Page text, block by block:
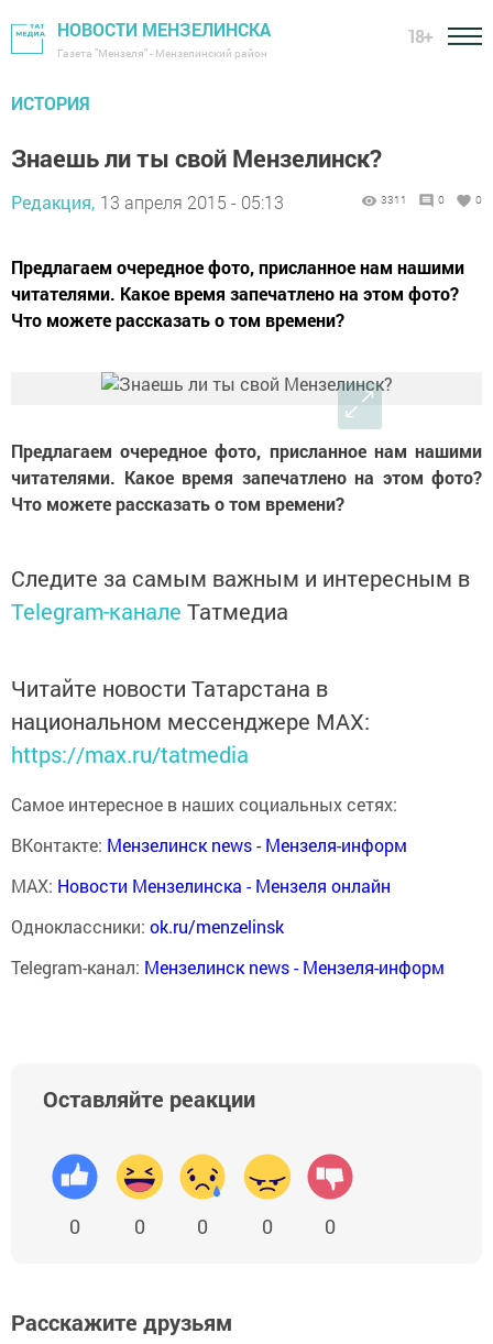
НОВОСТИ МЕНЗЕЛИНСКА
Газета "Мензеля" - Мензелинский район
18+
ИСТОРИЯ
Знаешь ли ты свой Мензелинск?
Редакция, 13 апреля 2015 - 05:13 3311 0 0
Предлагаем очередное фото, присланное нам нашими
читателями. Какое время запечатлено на этом фото?
Что можете рассказать о том времени?
Предлагаем очередное фото, присланное нам нашими
читателями. Какое время запечатлено на этом фото?
Что можете рассказать о том времени?
Следите за самым важным и интересным в
Telegram-канале Татмедиа
Читайте новости Татарстана в
национальном мессенджере MАХ:
https://max.ru/tatmedia
Самое интересное в наших социальных сетях:
ВКонтакте: Мензелинск news - Мензеля-информ
MAX: Новости Мензелинска - Мензеля онлайн
Одноклассники: ok.ru/menzelinsk
Telegram-канал: Мензелинск news - Мензеля-информ
Оставляйте реакции
0 0 0 0 0
Расскажите друзьям